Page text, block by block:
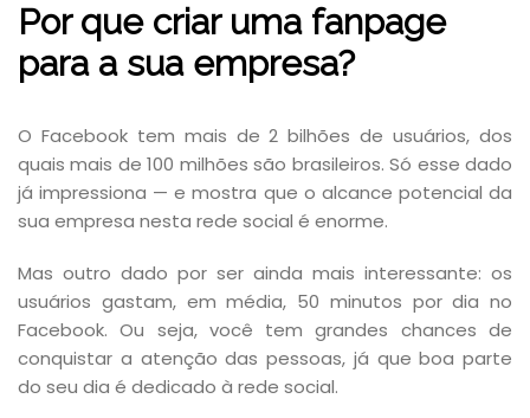
Por que criar uma fanpage
para a sua empresa?
O Facebook tem mais de 2 bilhões de usuários, dos
quais mais de 100 milhões são brasileiros. Só esse dado
já impressiona — e mostra que o alcance potencial da
sua empresa nesta rede social é enorme.
Mas outro dado por ser ainda mais interessante: os
usuários gastam, em média, 50 minutos por dia no
Facebook. Ou seja, você tem grandes chances de
conquistar a atenção das pessoas, já que boa parte
do seu dia é dedicado à rede social.